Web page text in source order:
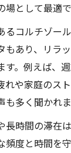
として最適で
るコルチゾー
もあり、リラ
す。例えば、
れや家庭のス
多く聞かれま
長時間の滞在
頻度と時間を